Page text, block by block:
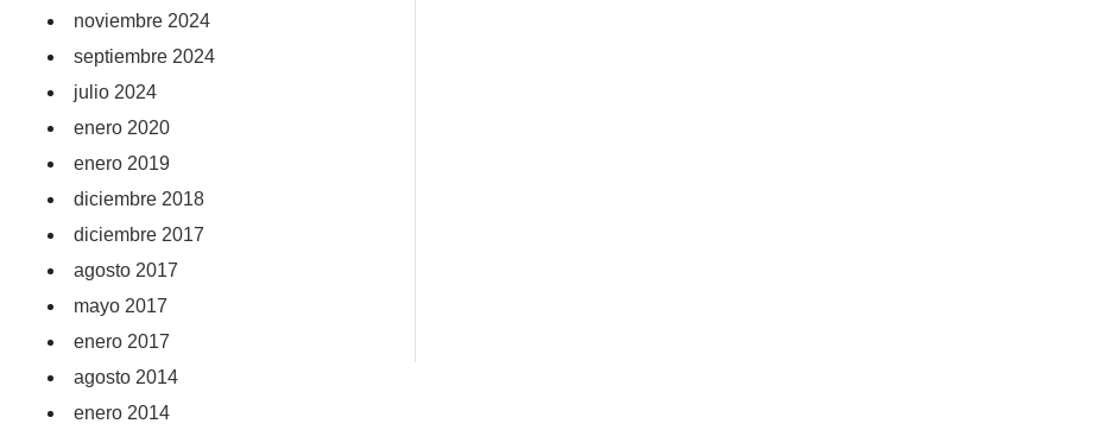
noviembre 2024
septiembre 2024
julio 2024
enero 2020
enero 2019
diciembre 2018
diciembre 2017
agosto 2017
mayo 2017
enero 2017
agosto 2014
enero 2014